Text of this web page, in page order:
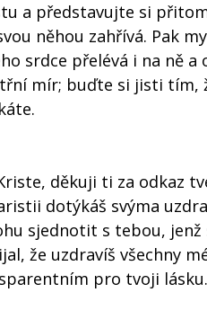
a představujte si
něhou zahřívá. Pak
srdce přelévá i na ně
mír; buďte si jisti tím,
děkuji ti za odkaz
dotýkáš svýma
sjednotit s tebou,
že uzdravíš všechny
pro tvoji